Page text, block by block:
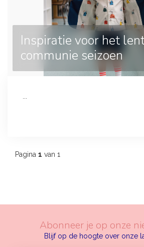
Inspiratie voor het
communie seizoen
Pagina 1 van 1
Abonneer je op onze
Blijf op de hoogte over onze